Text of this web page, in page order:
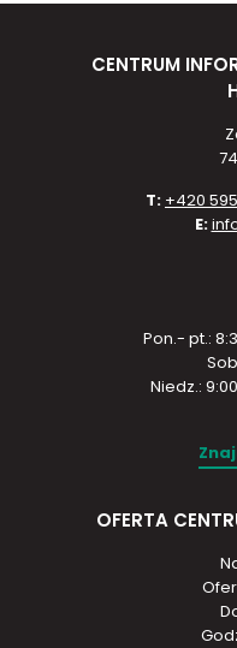
CENTRUM
T: +420
E:
Pon.- pt.:
Niedz.:
OFERTA